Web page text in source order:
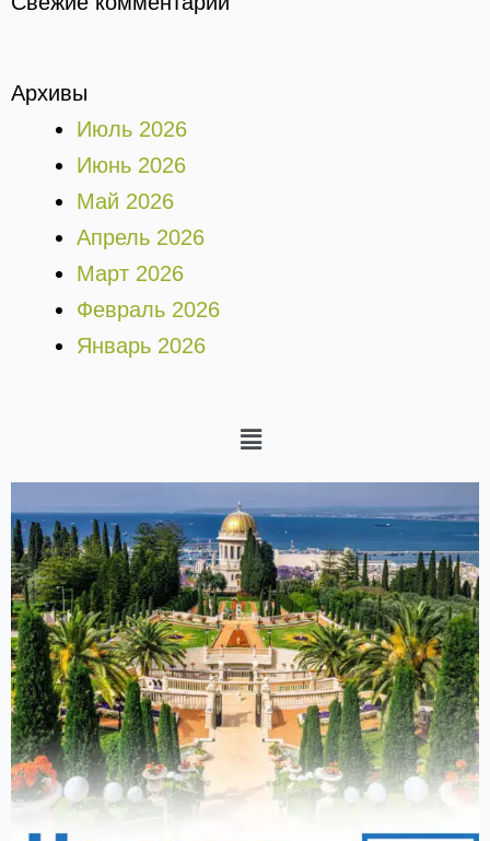
Архивы
Июль 2026
Июнь 2026
Май 2026
Апрель 2026
Март 2026
Февраль 2026
Январь 2026
Меню